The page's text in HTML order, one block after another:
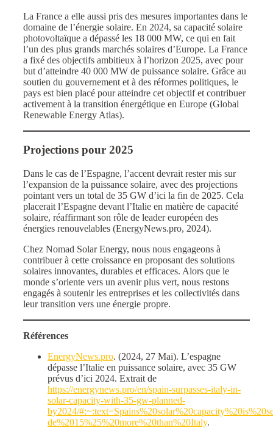
La France a elle aussi pris des mesures importantes dans le
domaine de l’énergie solaire. En 2024, sa capacité solaire
photovoltaïque a dépassé les 18 000 MW, ce qui en fait
l’un des plus grands marchés solaires d’Europe. La France
a fixé des objectifs ambitieux à l’horizon 2025, avec pour
but d’atteindre 40 000 MW de puissance solaire. Grâce au
soutien du gouvernement et à des réformes politiques, le
pays est bien placé pour atteindre cet objectif et contribuer
activement à la transition énergétique en Europe (Global
Renewable Energy Atlas).
Projections pour 2025
Dans le cas de l’Espagne, l’accent devrait rester mis sur
l’expansion de la puissance solaire, avec des projections
pointant vers un total de 35 GW d’ici la fin de 2025. Cela
placerait l’Espagne devant l’Italie en matière de capacité
solaire, réaffirmant son rôle de leader européen des
énergies renouvelables (EnergyNews.pro, 2024).
Chez Nomad Solar Energy, nous nous engageons à
contribuer à cette croissance en proposant des solutions
solaires innovantes, durables et efficaces. Alors que le
monde s’oriente vers un avenir plus vert, nous restons
engagés à soutenir les entreprises et les collectivités dans
leur transition vers une énergie propre.
Références
EnergyNews.pro. (2024, 27 Mai). L’espagne
dépasse l’Italie en puissance solaire, avec 35 GW
prévus d’ici 2024. Extrait de
https://energynews.pro/en/spain-surpasses-italy-in-
solar-capacity-with-35-gw-planned-
by2024/
de%2015%25%20more%20than%20Italy.